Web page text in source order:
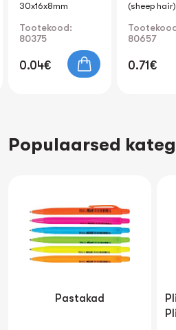
30x16x8mm
Tootekood:
80375
0.04€
(sheep hair)
80657
0.71€
Populaarsed
Pastakad